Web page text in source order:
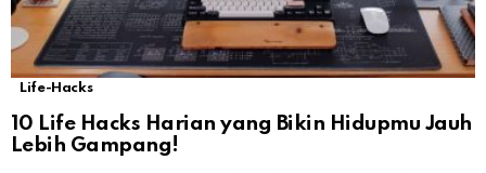
Life-Hacks
10 Life Hacks Harian yang Bikin Hidupmu Jauh
Lebih Gampang!